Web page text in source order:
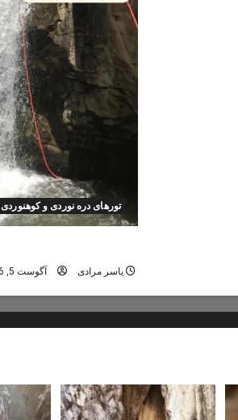
تورهای دره نوردی و کوهنوردی
یاسر مرادی آگوست 5, 2026